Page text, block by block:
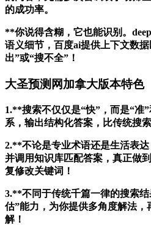
的成功率。
**你说得含糊，它也能识别。
语义细节，百度ai提供上下文数
出”或“搜不全”！
大圣预测网加拿大版本特色
1.**搜索不仅仅是“快”，而是“准
系，输出结构化答案，比传统搜
2.**不论是专业术语还是生活表
并调用知识库匹配答案，真正做
复修改关键词！
3.**不同于传统千篇一律的搜索
估”能力，为你提供多角度解法
解！